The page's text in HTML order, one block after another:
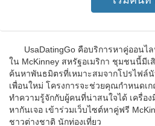
UsaDatingGo คือบริการหาคู่ออน
ใน McKinney สหรัฐอเมริกา ชุมชนนี้มี
ค้นหาพันธมิตรที่เหมาะสมจากโปรไฟล์
เพื่อนใหม่ โครงการจะช่วยคุณกำหนด
ทำความรู้จักกับผู้คนที่น่าสนใจได้ เครื่อ
หากันเจอ เข้าร่วมเว็บไซต์หาคู่ฟรี
ชาวต่างชาติ นักท่องเที่ยว